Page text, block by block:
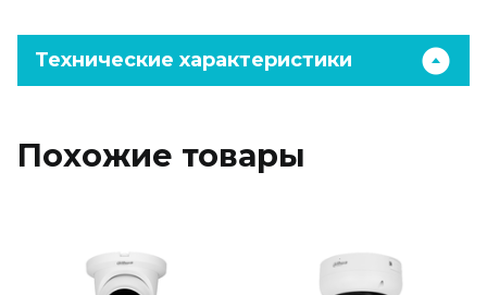
Технические характеристики
Похожие товары